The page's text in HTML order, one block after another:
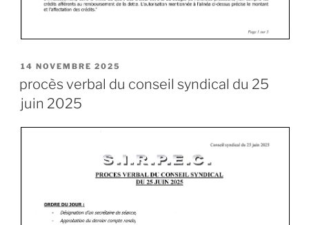
14 NOVEMBRE 2025
procès verbal du conseil syndical du 25
juin 2025